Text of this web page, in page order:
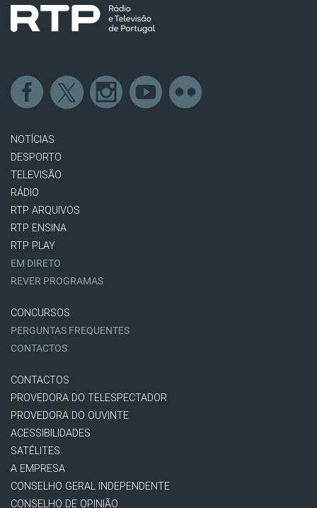
NOTÍCIAS
DESPORTO
TELEVISÃO
RÁDIO
RTP ARQUIVOS
RTP ENSINA
RTP PLAY
EM DIRETO
REVER PROGRAMAS
CONCURSOS
PERGUNTAS FREQUENTES
CONTACTOS
CONTACTOS
PROVEDORA DO TELESPECTADOR
PROVEDORA DO OUVINTE
ACESSIBILIDADES
SATÉLITES
A EMPRESA
CONSELHO GERAL INDEPENDENTE
CONSELHO DE OPINIÃO